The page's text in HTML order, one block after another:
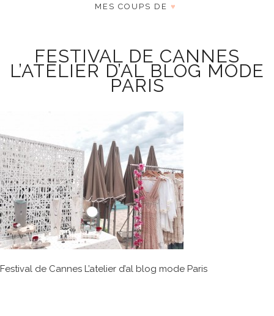
MES COUPS DE ♥
FESTIVAL DE CANNES
L’ATELIER D’AL BLOG MODE
PARIS
Festival de Cannes L’atelier d’al blog mode Paris